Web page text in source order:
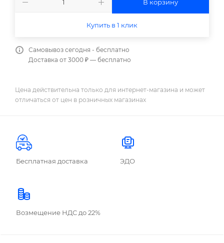
В корзину
Купить в 1 клик
Самовывоз сегодня - бесплатно
Доставка от 3000 ₽ — бесплатно
Цена действительна только для интернет-магазина и может
отличаться от цен в розничных магазинах
Бесплатная доставка ЭДО
Возмещение НДС до 22%